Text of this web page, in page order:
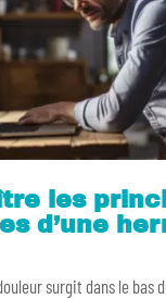
les
d’une
surgit dans le bas